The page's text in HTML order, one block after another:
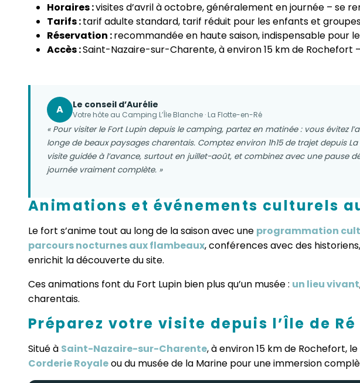
Horaires :visites d’avril à octobre, généralement en journée – se
Tarifs :tarif adulte standard, tarif réduit pour les enfants et
Réservation :recommandée en haute saison, indispensable pour
Accès :Saint-Nazaire-sur-Charente, à environ 15 km de Rochefort
A Le conseil d’Aurélie
Votre hôte au Camping L’Île Blanche · La Flotte-en-Ré
« Pour visiter le Fort Lupin depuis le camping, partez en matinée : vous évitez
longe de beaux paysages charentais. Comptez environ 1h15 de trajet depuis
visite guidée à l’avance, surtout en juillet-août, et combinez avec une pause
journée vraiment complète. »
Animations et événements culturels
Le fort s’anime tout au long de la saison avec une programmation
parcours nocturnes aux flambeaux, conférences avec des
enrichit la découverte du site.
Ces animations font du Fort Lupin bien plus qu’un musée : un lieu vivant
charentais.
Préparez votre visite depuis l’Île de Ré
Situé à Saint-Nazaire-sur-Charente, à environ 15 km de Rochefort,
Corderie Royaleou du musée de la Marine pour une immersion